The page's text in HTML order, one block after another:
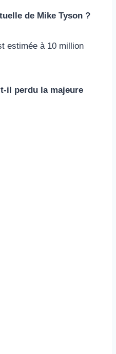
de Mike Tyson ?
estimée à 10 million
il perdu la majeure